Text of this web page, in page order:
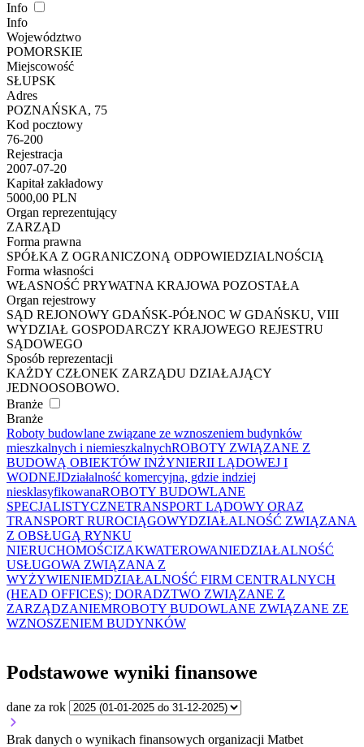
Info
Info
Województwo
POMORSKIE
Miejscowość
SŁUPSK
Adres
POZNAŃSKA, 75
Kod pocztowy
76-200
Rejestracja
2007-07-20
Kapitał zakładowy
5000,00 PLN
Organ reprezentujący
ZARZĄD
Forma prawna
SPÓŁKA Z OGRANICZONĄ ODPOWIEDZIALNOŚCIĄ
Forma własności
WŁASNOŚĆ PRYWATNA KRAJOWA POZOSTAŁA
Organ rejestrowy
SĄD REJONOWY GDAŃSK-PÓŁNOC W GDAŃSKU, VIII
WYDZIAŁ GOSPODARCZY KRAJOWEGO REJESTRU
SĄDOWEGO
Sposób reprezentacji
KAŻDY CZŁONEK ZARZĄDU DZIAŁAJĄCY
JEDNOOSOBOWO.
Branże
Branże
Roboty budowlane związane ze wznoszeniem budynków
mieszkalnych i niemieszkalnychROBOTY ZWIĄZANE Z
BUDOWĄ OBIEKTÓW INŻYNIERII LĄDOWEJ I
WODNEJDziałalność komercyjna, gdzie indziej
niesklasyfikowanaROBOTY BUDOWLANE
SPECJALISTYCZNETRANSPORT LĄDOWY ORAZ
TRANSPORT RUROCIĄGOWYDZIAŁALNOŚĆ ZWIĄZANA
Z OBSŁUGĄ RYNKU
NIERUCHOMOŚCIZAKWATEROWANIEDZIAŁALNOŚĆ
USŁUGOWA ZWIĄZANA Z
WYŻYWIENIEMDZIAŁALNOŚĆ FIRM CENTRALNYCH
(HEAD OFFICES); DORADZTWO ZWIĄZANE Z
ZARZĄDZANIEMROBOTY BUDOWLANE ZWIĄZANE ZE
WZNOSZENIEM BUDYNKÓW
Podstawowe wyniki finansowe
dane za rok
Brak danych o wynikach finansowych organizacji Matbet